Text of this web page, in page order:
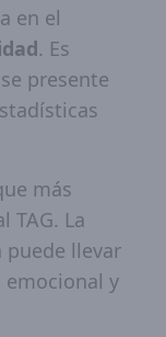
en el
. Es
presente
más
TAG. La
puede llevar
y